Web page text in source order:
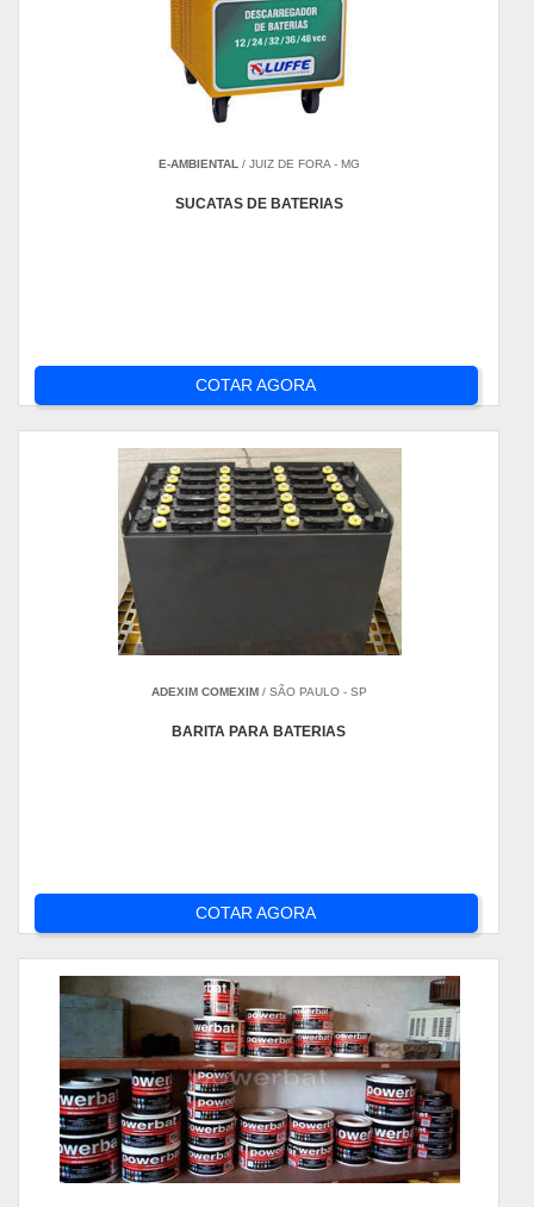
E-AMBIENTAL / JUIZ DE FORA - MG
SUCATAS DE BATERIAS
COTAR AGORA
ADEXIM COMEXIM/ SÃO PAULO - SP
BARITA PARA BATERIAS
COTAR AGORA